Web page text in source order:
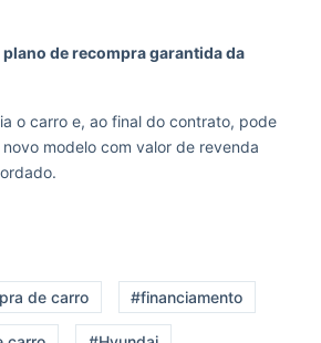
de recompra garantida da
o carro e, ao final do contrato, pode
modelo com valor de revenda
de carro #financiamento